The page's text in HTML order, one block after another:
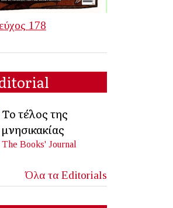
178
Το τέλος της
μνησικακίας
The Books' Journal
Όλα τα Editorials